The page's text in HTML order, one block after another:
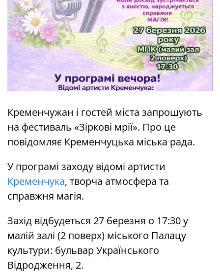
Кременчужан і гостей міста запрошують
на фестиваль «Зіркові мрії». Про це
повідомляє Кременчуцька міська рада.
У програмі заходу відомі артисти
Кременчука, творча атмосфера та
справжня магія.
Захід відбудеться 27 березня о 17:30 у
малій залі (2 поверх) міського Палацу
культури: бульвар Українського
Відродження, 2.